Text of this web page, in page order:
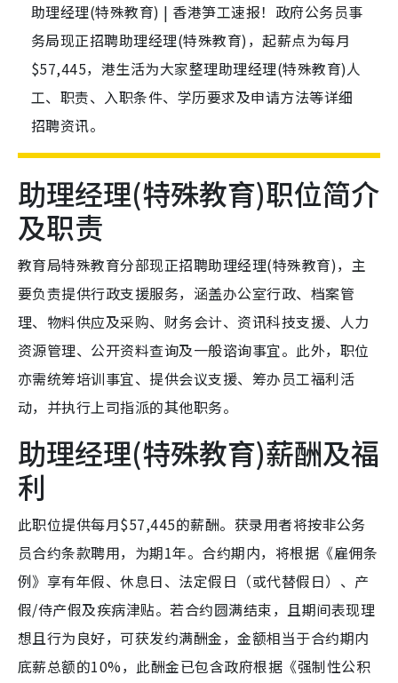
助理经理(特殊教育) | 香港笋工速报！政府公务员事
务局现正招聘助理经理(特殊教育)，起薪点为每月
$57,445，港生活为大家整理助理经理(特殊教育)人
工、职责、入职条件、学历要求及申请方法等详细
招聘资讯。
助理经理(特殊教育)职位简介
及职责
教育局特殊教育分部现正招聘助理经理(特殊教育)，主
要负责提供行政支援服务，涵盖办公室行政、档案管
理、物料供应及采购、财务会计、资讯科技支援、人力
资源管理、公开资料查询及一般谘询事宜。此外，职位
亦需统筹培训事宜、提供会议支援、筹办员工福利活
动，并执行上司指派的其他职务。
助理经理(特殊教育)薪酬及福
利
此职位提供每月$57,445的薪酬。获录用者将按非公务
员合约条款聘用，为期1年。合约期内，将根据《雇佣条
例》享有年假、休息日、法定假日（或代替假日）、产
假/侍产假及疾病津贴。若合约圆满结束，且期间表现理
想且行为良好，可获发约满酬金，金额相当于合约期内
底薪总额的10%，此酬金已包含政府根据《强制性公积